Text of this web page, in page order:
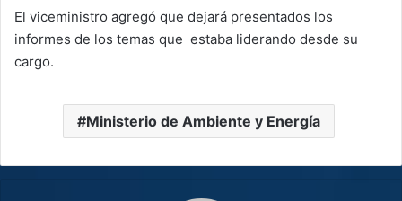
El viceministro agregó que dejará presentados los
informes de los temas que estaba liderando desde su
cargo.
Ministerio de Ambiente y Energía